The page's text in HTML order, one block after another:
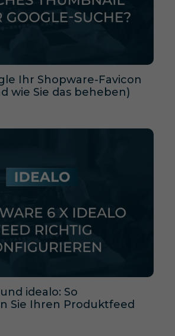
Ihr Shopware-Favicon
wie Sie das beheben)
idealo: So
Sie Ihren Produktfeed